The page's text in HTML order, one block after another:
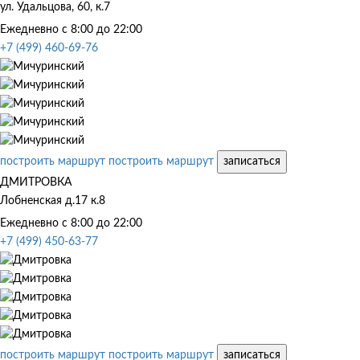
ул. Удальцова, 60, к.7
Ежедневно с 8:00 до 22:00
+7 (499) 460-69-76
построить маршрут построить маршрут
записаться
ДМИТРОВКА
Лобненская д.17 к.8
Ежедневно с 8:00 до 22:00
+7 (499) 450-63-77
построить маршрут построить маршрут записаться